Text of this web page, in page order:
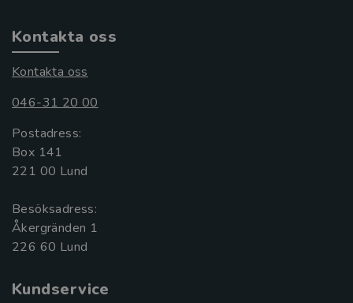
Kontakta oss
Kontakta oss
046-31 20 00
Postadress:
Box 141
221 00 Lund
Besöksadress:
Åkergränden 1
Kundservice